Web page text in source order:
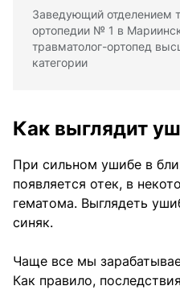
Заведующий отделением
ортопедии № 1 в
травматолог-ортопед
категории
Как выглядит
При сильном ушибе в
появляется отек, в
гематома. Выглядеть
синяк.
Чаще все мы
Как правило,